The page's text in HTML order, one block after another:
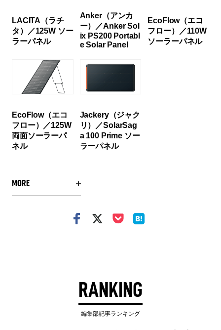
LACITA（ラチ
タ）／125W ソー
ラーパネル
Anker（アンカ
ー）／Anker Sol
ix PS200 Portabl
e Solar Panel
EcoFlow（エコ
フロー）／110W
ソーラーパネル
EcoFlow（エコ
フロー）／125W
両面ソーラーパ
ネル
Jackery（ジャク
リ）／SolarSag
a 100 Prime ソー
ラーパネル
MORE
RANKING
編集部記事ランキング